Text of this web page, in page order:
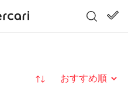
並び替え